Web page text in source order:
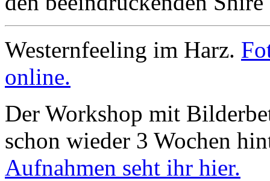
Westernfeeling im Harz.
online.
Der Workshop mit
schon wieder 3 Wochen
Aufnahmen seht ihr hier.